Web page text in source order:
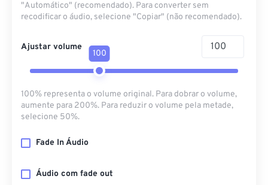
"Automático" (recomendado). Para converter sem
recodificar o áudio, selecione "Copiar" (não recomendado).
Ajustar volume
100
100% representa o volume original. Para dobrar o volume,
aumente para 200%. Para reduzir o volume pela metade,
selecione 50%.
Fade In Áudio
Áudio com fade out